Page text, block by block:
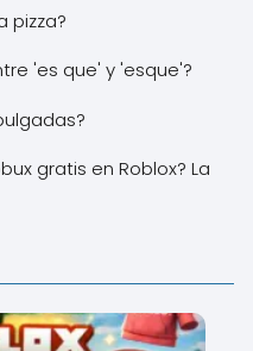
pizza?
'es que' y 'esque'?
gratis en Roblox? La